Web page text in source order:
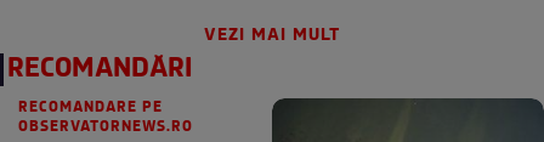
VEZI MAI MULT
RECOMANDĂRI
RECOMANDARE PE
OBSERVATORNEWS.RO